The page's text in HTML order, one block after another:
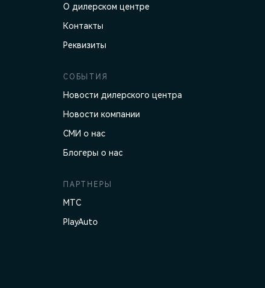
О дилерском центре
Контакты
Реквизиты
СОБЫТИЯ
Новости дилерского центра
Новости компании
СМИ о нас
Блогеры о нас
ПАРТНЕРЫ
МТС
PlayAuto